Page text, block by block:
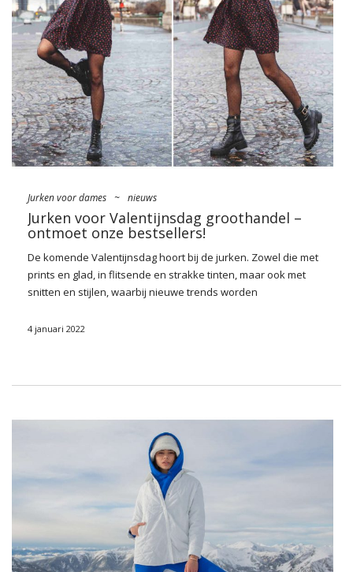
niedoskonałości, projektanci stawiają na eksponowanie
kobiecych kształtów i poza oklepanym już oversize, sięgają po
dopasowane, mocno wycięte ubrania. Doskonale sprawdzają
się także kroje, inspirowane …
Jurken voor dames ~ nieuws
Jurken voor Valentijnsdag groothandel –
ontmoet onze bestsellers!
De komende Valentijnsdag hoort bij de jurken. Zowel die met
prints en glad, in flitsende en strakke tinten, maar ook met
snitten en stijlen, waarbij nieuwe trends worden
gebreide stof in strepen, gedrapeerde mini met cocktailtop, of
groothandel – een overzicht van de
trends van dit jaar
Dit seizoen voldoen ontwerpers aan de normen – de meest
Valentijnsdag jurken groothandel online
wyróżniać. Nie dziwi więc, że top modele to te z
nadmuchanymi rękawami, z asymetrycznym dołem, o kroju
midi i obszyte girlandą z falban. Poza tym nic nie zadziała
lepiej, niż miks tych dodatków połączony z kwiatowym printem,
4 januari 2022